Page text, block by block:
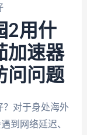
2用什
加速器
问问题
？对于身处海外
到网络延迟、